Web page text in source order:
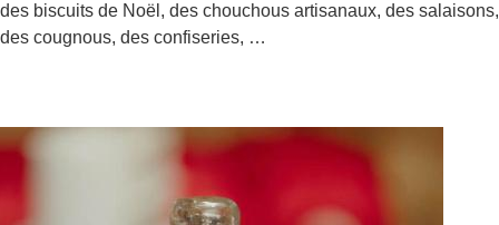
des biscuits de Noël, des chouchous artisanaux, des salaisons,
des cougnous, des confiseries, …